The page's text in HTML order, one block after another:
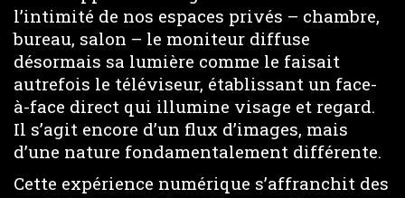
l’intimité de nos espaces privés – chambre,
bureau, salon – le moniteur diffuse
désormais sa lumière comme le faisait
autrefois le téléviseur, établissant un face-
à-face direct qui illumine visage et regard.
Il s’agit encore d’un flux d’images, mais
d’une nature fondamentalement différente.
Cette expérience numérique s’affranchit des